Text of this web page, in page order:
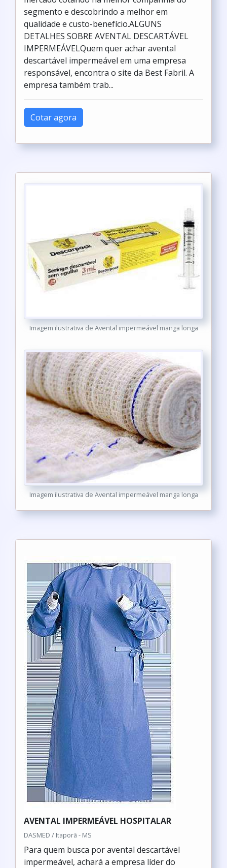
segmento e descobrindo a melhor em
qualidade e custo-benefício.ALGUNS
DETALHES SOBRE AVENTAL DESCARTÁVEL
IMPERMEÁVELQuem quer achar avental
descartável impermeável em uma empresa
responsável, encontra o site da Best Fabril. A
empresa também trab...
Cotar agora
Imagem ilustrativa de Avental impermeável manga longa
Imagem ilustrativa de Avental impermeável manga longa
AVENTAL IMPERMEÁVEL HOSPITALAR
DASMED / Itaporã - MS
Para quem busca por avental descartável
impermeável, achará a empresa líder do